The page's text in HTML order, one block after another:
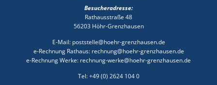
Besucheradresse:
Rathausstraße 48
56203 Höhr-Grenzhausen
E-Mail: poststelle@hoehr-grenzhausen.de
e-Rechnung Rathaus: rechnung@hoehr-grenzhausen.de
e-Rechnung Werke: rechnung-werke@hoehr-grenzhausen.de
Tel: +49 (0) 2624 104 0